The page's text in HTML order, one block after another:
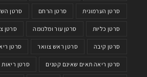
סרטן הערמונית סרטן הרחם סרטן
סרטן כליות סרטן עור ומלנומה סרטן
סרטן קיבה סרטן ראש צוואר סרטן
סרטן ריאה תאים שאינם קטנים סרטן ריאות